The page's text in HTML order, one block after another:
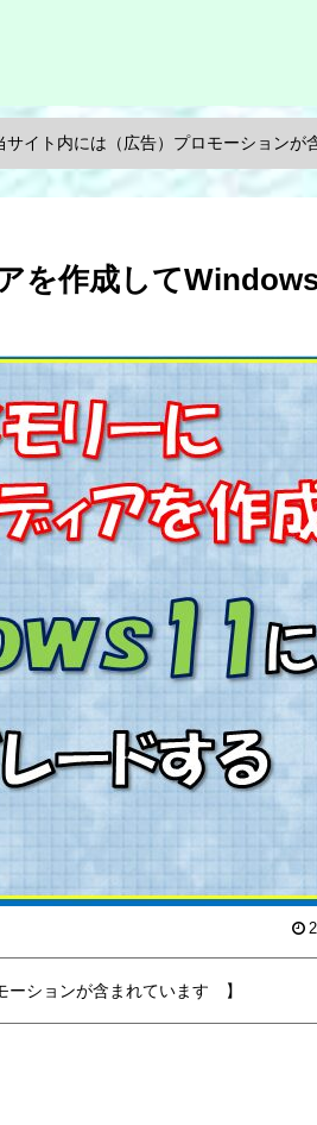
サイト内には（広告）プロモーションが
を作成して
ーションが含まれています 】